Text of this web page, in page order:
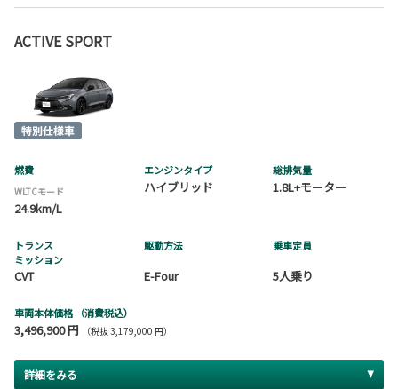
ACTIVE SPORT
燃費
WLTCモード
24.9km/L
エンジンタイプ
ハイブリッド
総排気量
1.8L+モーター
トランス
ミッション
CVT
駆動方法
E-Four
乗車定員
5人乗り
車両本体価格 （消費税込）
3,496,900 円 （税抜 3,179,000 円）
詳細をみる